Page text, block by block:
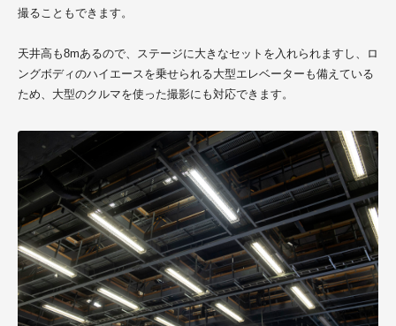
撮ることもできます。
天井高も8mあるので、ステージに大きなセットを入れられますし、ロ
ングボディのハイエースを乗せられる大型エレベーターも備えている
ため、大型のクルマを使った撮影にも対応できます。